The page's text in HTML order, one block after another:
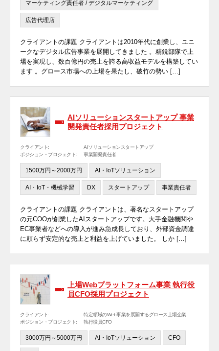
マーケティング責任者 / デジタルマーケティング
広告代理店
クライアントの課題 クライアントは2010年代に創業し、ユニ
ークなデジタル広告事業を展開してきました 。精鋭部隊で上
場を実現し、数百億円の売上を誇る高収益モデルを構築してい
ます 。グロース市場への上場を果たし、破竹の勢い […]
AIソリューションスタートアップ 事業
開発責任者採用プロジェクト
クライアント:
AIソリューションスタートアップ
ポジション・プロジェクト:
事業開発責任者
1500万円～2000万円 AI・IoTソリューション
AI・IoT・機械学習 DX スタートアップ 事業責任者
クライアントの課題 クライアントは、著名なスタートアップ
の元COOが創業したAIスタートアップです。大手金融機関や
EC事業者などへの導入が進み急成長しており、外部資金調達
に頼らず安定的な売上と利益を上げていました。 しか […]
上場Webプラットフォーム事業 執行役
員CFO採用プロジェクト
クライアント:
特定領域のWeb事業を展開するグロース上場企業
ポジション・プロジェクト:
執行役員CFO
3000万円～5000万円 AI・IoTソリューション CFO